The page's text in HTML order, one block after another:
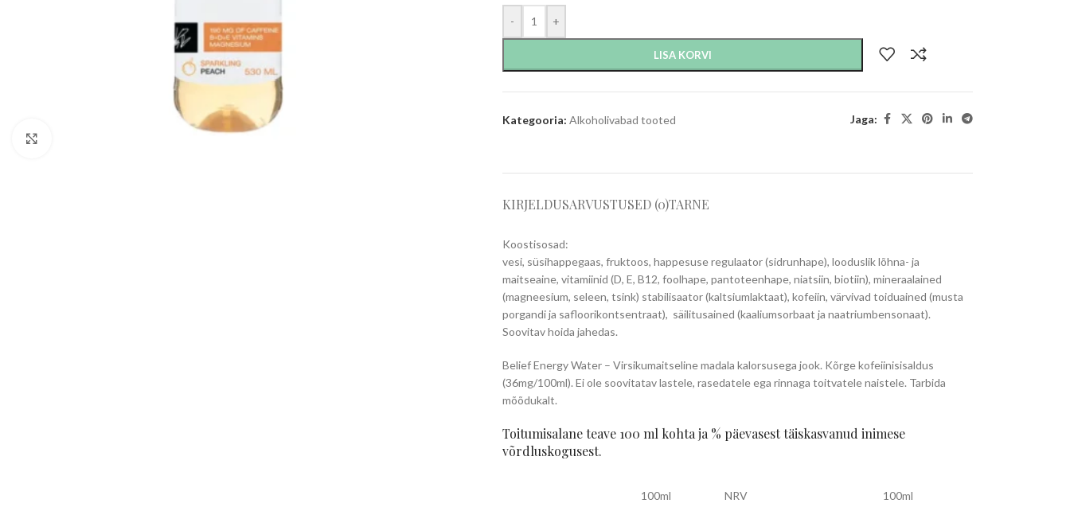
- +
LISA KORVI
Kategooria: Alkoholivabad tooted Jaga:
KIRJELDUSARVUSTUSED (0)TARNE
Koostisosad:
vesi, süsihappegaas, fruktoos, happesuse regulaator (sidrunhape), looduslik lõhna- ja
maitseaine, vitamiinid (D, E, B12, foolhape, pantoteenhape, niatsiin, biotiin), mineraalained
(magneesium, seleen, tsink) stabilisaator (kaltsiumlaktaat), kofeiin, värvivad toiduained (musta
porgandi ja safloorikontsentraat), säilitusained (kaaliumsorbaat ja naatriumbensonaat).
Soovitav hoida jahedas.
Belief Energy Water – Virsikumaitseline madala kalorsusega jook. Kõrge kofeiinisisaldus
(36mg/100ml). Ei ole soovitatav lastele, rasedatele ega rinnaga toitvatele naistele. Tarbida
mõõdukalt.
Toitumisalane teave 100 ml kohta ja % päevasest täiskasvanud inimese
võrdluskogusest.
100ml NRV 100ml